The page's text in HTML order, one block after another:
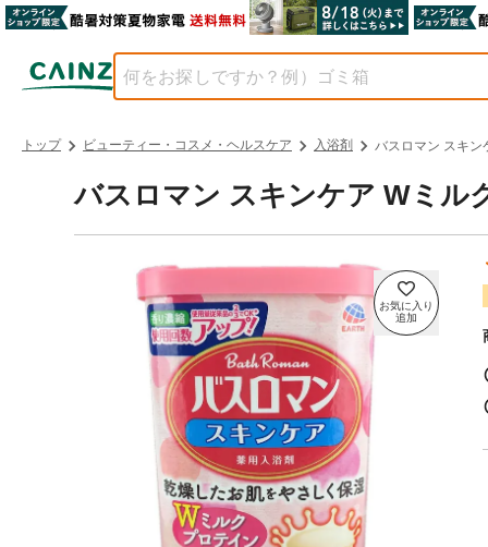
トップ ビューティー・コスメ・ヘルスケア 入浴剤 バスロマン スキン
バスロマン スキンケア Wミル